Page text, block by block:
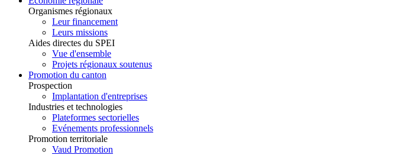
Organismes régionaux
Leur financement
Leurs missions
Aides directes du SPEI
Vue d'ensemble
Projets régionaux soutenus
Promotion du canton
Prospection
Implantation d'entreprises
Industries et technologies
Plateformes sectorielles
Evénements professionnels
Promotion territoriale
Vaud Promotion